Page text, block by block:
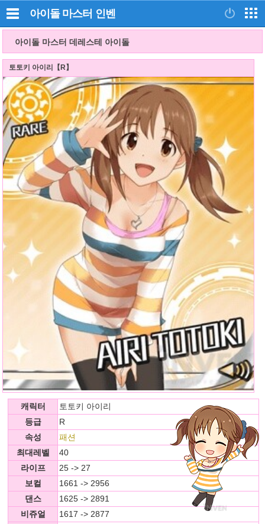
아이돌 마스터 인벤
아이돌 마스터 데레스테 아이돌
토토키 아이리【R】
캐릭터
토토키 아이리
등급
R
속성
패션
최대레벨
40
라이프
25 -> 27
보컬
1661 -> 2956
댄스
1625 -> 2891
비쥬얼
1617 -> 2877